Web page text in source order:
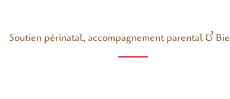
Soutien périnatal, accompagnement parental &